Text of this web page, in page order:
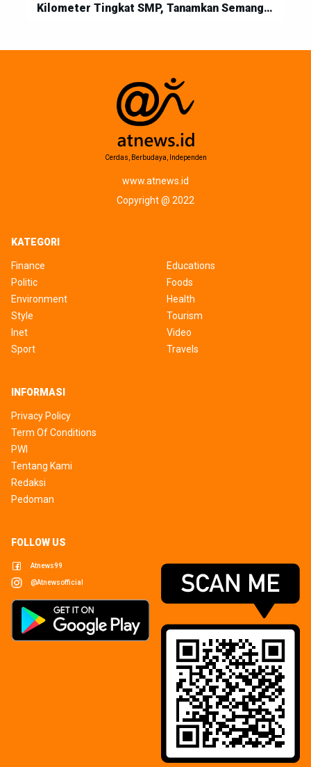
Kilometer Tingkat SMP, Tanamkan Semangat
Cerdas, Berbudaya, Independen
www.atnews.id
Copyright @ 2022
KATEGORI
Finance
Politic
Environment
Style
Inet
Sport
Educations
Foods
Health
Tourism
Video
Travels
INFORMASI
Privacy Policy
Term Of Conditions
PWI
Tentang Kami
Redaksi
Pedoman
FOLLOW US
Atnews99
@atnewsofficial